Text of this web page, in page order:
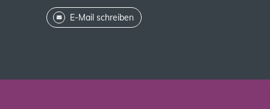
E-Mail schreiben